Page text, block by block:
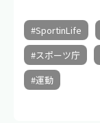
#SportinLife
#スポーツ庁
#運動